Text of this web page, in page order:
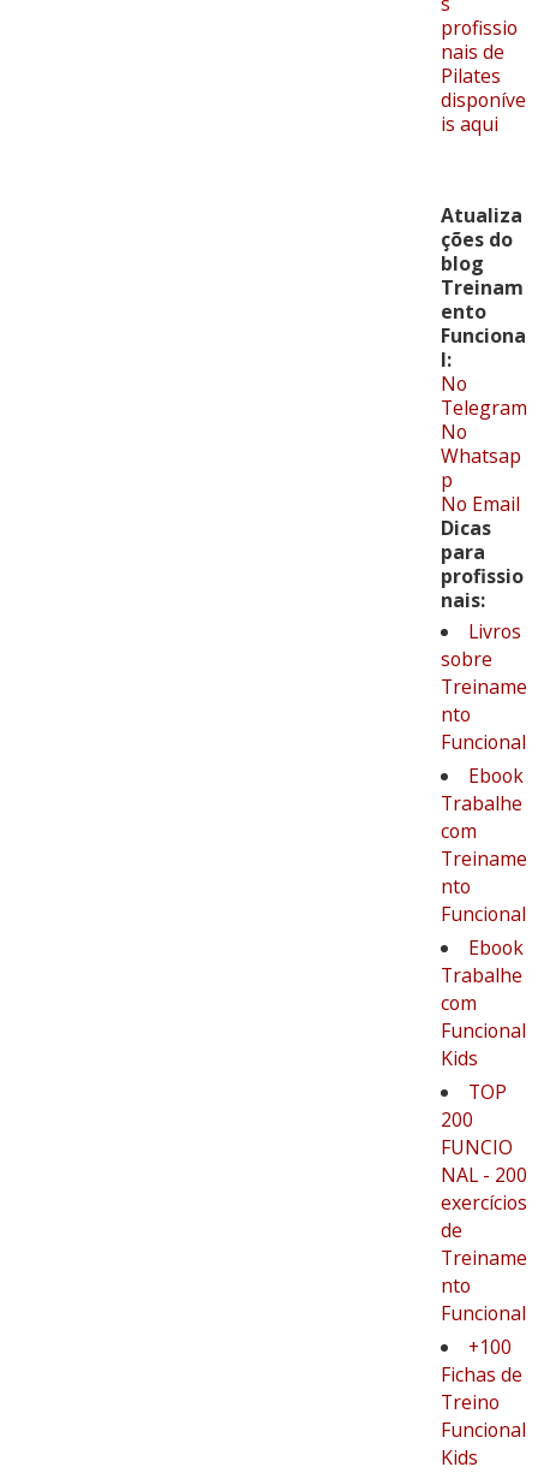
profissio
nais de
Pilates
disponíve
is aqui
Atualiza
ções do
blog
Treinam
ento
Funciona
l:
No
Telegram
No
Whatsap
p
No Email
Dicas
para
profissio
nais:
Livros
sobre
Treiname
nto
Funcional
Ebook
Trabalhe
com
Treiname
nto
Funcional
Ebook
Trabalhe
com
Funcional
Kids
TOP
200
FUNCIO
NAL - 200
exercícios
de
Treiname
nto
Funcional
+100
Fichas de
Treino
Funcional
Kids